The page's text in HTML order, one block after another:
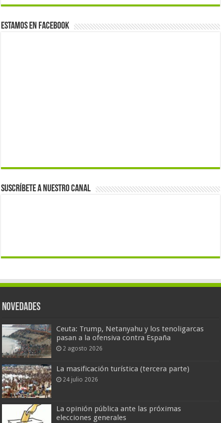
Estamos en Facebook
Suscríbete a nuestro canal
Novedades
Ceuta: Trump, Netanyahu y los tenoligarcas
pasan a la ofensiva contra España
2 agosto 2026
La masificación turística (tercera parte)
24 julio 2026
La opinión pública ante las próximas
elecciones generales